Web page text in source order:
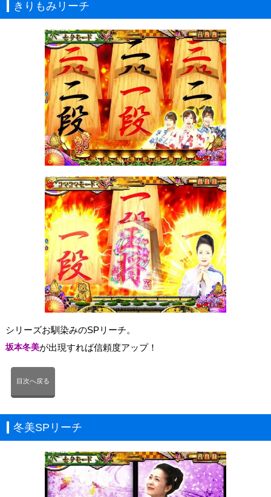
きりもみリーチ
シリーズお馴染みのSPリーチ。
坂本冬美が出現すれば信頼度アップ！
目次へ戻る
冬美SPリーチ